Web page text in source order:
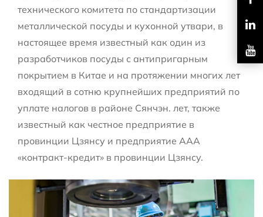
технического комитета по стандартизации
металлической посуды и кухонной утвари, в
настоящее время известный как один из
разработчиков посуды с антипригарным
покрытием в Китае и на протяжении многих лет
входящий в сотню крупнейших предприятий по
уплате налогов в районе Сянчэн. лет, также
известный как честное предприятие в
провинции Цзянсу и предприятие ААА
«контракт-кредит» в провинции Цзянсу.